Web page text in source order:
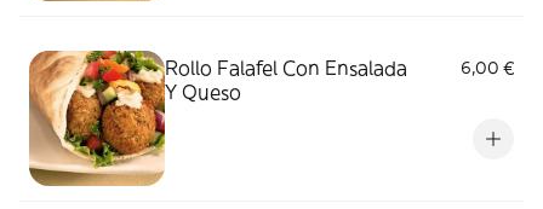
Rollo Falafel Con Ensalada
Y Queso
6,00 €